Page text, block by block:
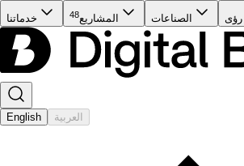
خدماتنا المشاريع48 الصناعات رؤى
English العربية